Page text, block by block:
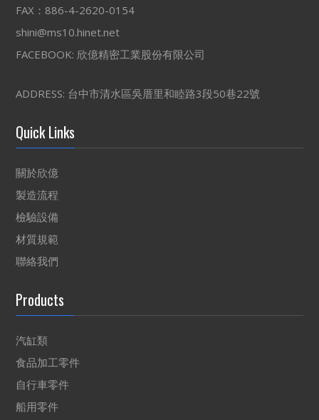
FAX：886-4-2620-0154
shini@ms10.hinet.net
FACEBOOK: 欣億精密工業股份有限公司
ADDRESS: 台中市清水區吳厝里和睦路3段50巷22號
Quick Links
關於欣億
製造流程
檢驗設備
材質規範
聯絡我們
Products
汽缸類
食品加工零件
自行車零件
船用零件